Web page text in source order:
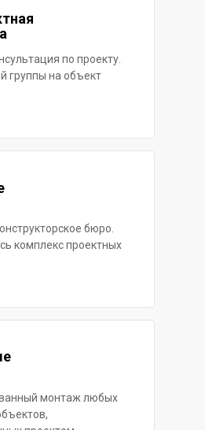
по проекту.
группы на объект
бюро.
комплекс проектных
монтаж любых